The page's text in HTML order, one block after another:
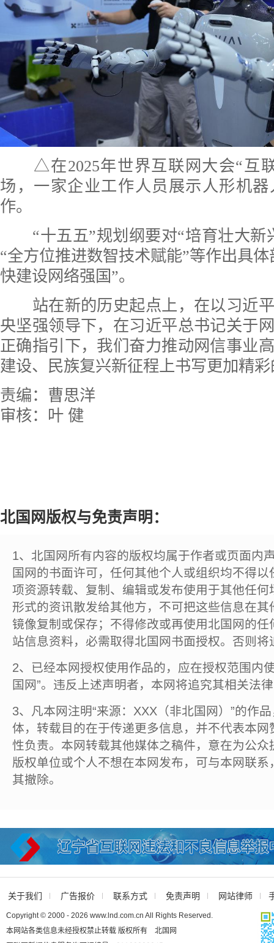
△在2025年世界互联网大会“互联
场，一家企业工作人员展示人形机
作。
“十五五”规划纲要对“培育壮大新
“全方位推进数智技术赋能”等作出具
快建设网络强国”。
站在新的历史起点上，在以习近平
央坚强领导下，在习近平总书记关于
正确指引下，我们奋力推动网信事业
建设、民族复兴新征程上书写更加精
责编：曹思洋
审核：叶 健
北国网版权与免责声明：
1、北国网所有内容的版权均属于作者或页面内
国网的书面许可，任何其他个人或组织均不得
项资源转载、复制、编辑或发布使用于其他任
形式的资讯散发给其他方，不可把这些信息在
镜像复制或保存；不得修改或再使用北国网的
站信息资料，必需取得北国网书面授权。否则将
2、已经本网授权使用作品的，应在授权范围内
国网”。违反上述声明者，本网将追究其相关法
3、凡本网注明“来源：XXX（非北国网）”的作
体，转载目的在于传递更多信息，并不代表本
性负责。本网转载其他媒体之稿件，意在为公
版权单位或个人不想在本网发布，可与本网联
其撤除。
关于我们 广告报价 联系方式 免责声明 网站律师
Copyright © 2000 - 2026 www.lnd.com.cn All Rights Reserved.
本网站各类信息未经授权禁止转载 版权所有 北国网